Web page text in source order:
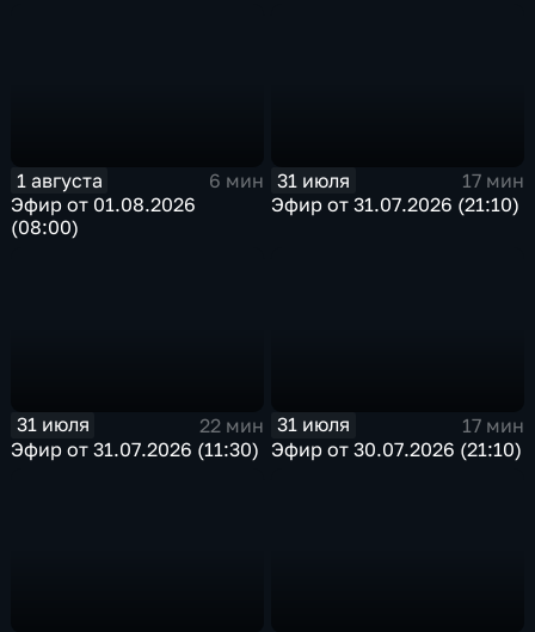
1 августа
6 мин
Эфир от 01.08.2026
(08:00)
31 июля
17 мин
Эфир от 31.07.2026 (21:10)
31 июля
22 мин
Эфир от 31.07.2026 (11:30)
31 июля
17 мин
Эфир от 30.07.2026 (21:10)